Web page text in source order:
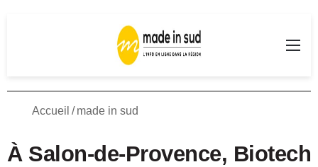
Accueil / made in sud
À Salon-de-Provence, Biotech